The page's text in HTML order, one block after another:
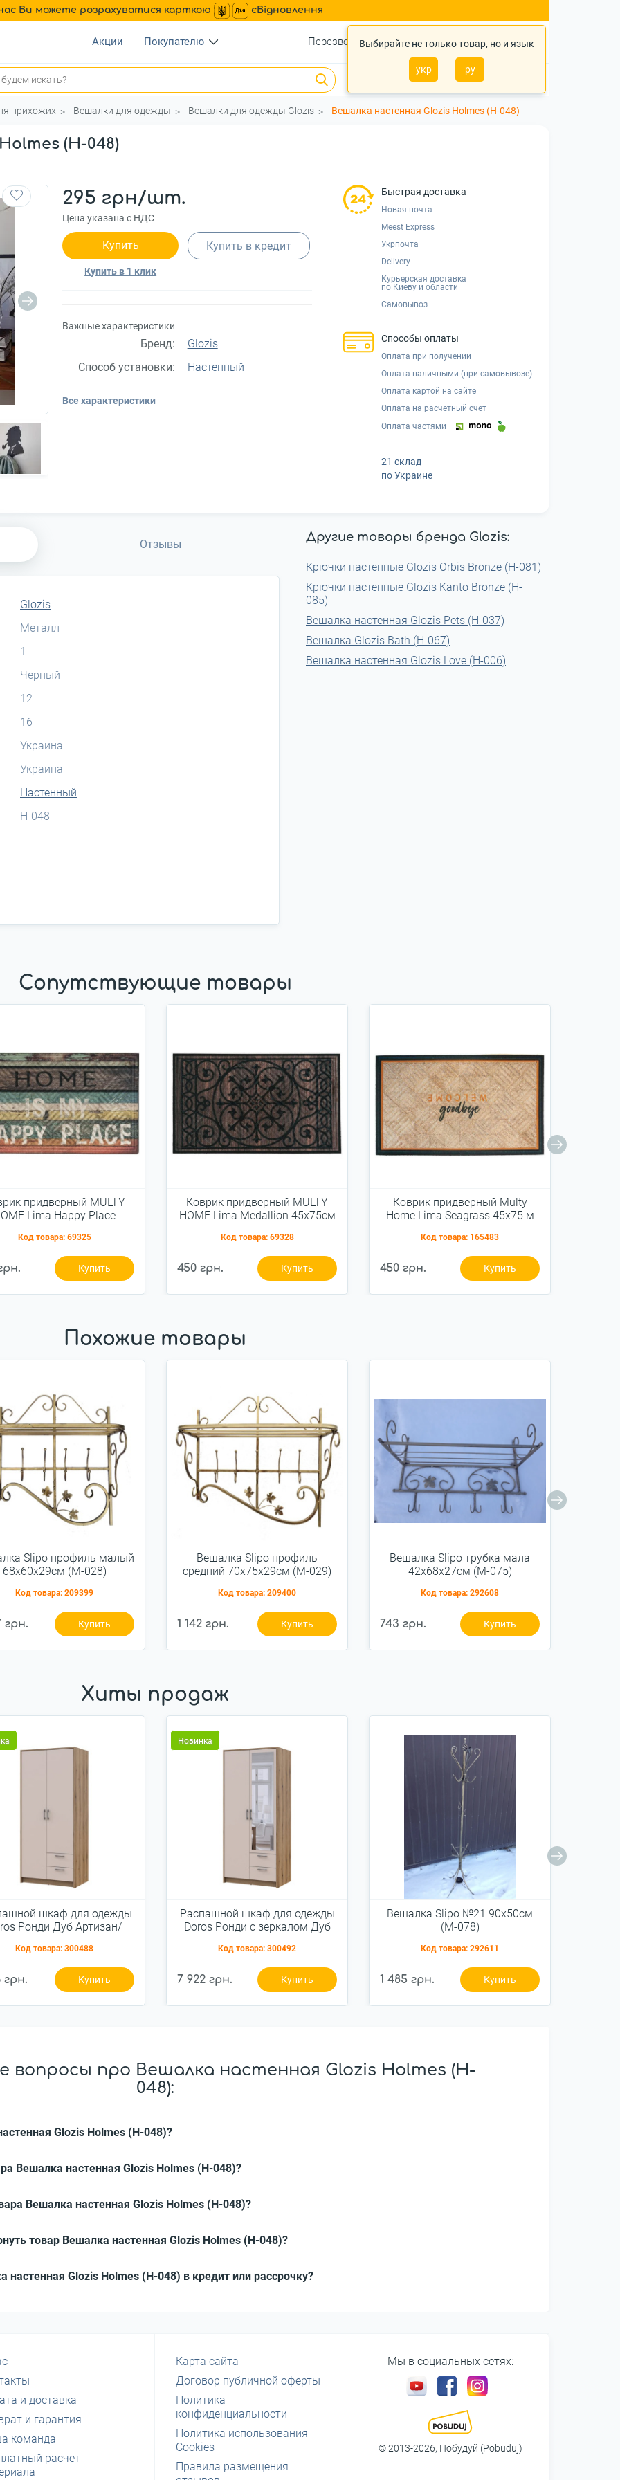
Ви можете розрахуватися карткою єВідновлення
Выбирайте не только товар, но и язык
укр ру
Акции Покупателю Перезвонить? Войти Укр Ру
0
прихожих Вешалки для одежды Вешалки для одежды Glozis Вешалка настенная Glozis Holmes (H-048)
(H-048)
295 грн/шт.
Цена указана с НДС
Купить
Купить в 1 клик
Купить в кредит
Важные характеристики
Бренд:
Glozis
Способ установки:
Настенный
Все характеристики
Быстрая доставка
Новая почта
Meest Express
Укрпочта
Delivery
Курьерская доставка
по Киеву и области
Самовывоз
Способы оплаты
Оплата при получении
Оплата наличными (при самовывозе)
Оплата картой на сайте
Оплата на расчетный счет
Оплата частями
21 склад
по Украине
Отзывы
Glozis
Металл
1
Черный
12
16
Украина
Украина
Настенный
H-048
Другие товары бренда Glozis:
Крючки настенные Glozis Orbis Bronze (H-081)
Крючки настенные Glozis Kanto Bronze (H-
085)
Вешалка настенная Glozis Pets (H-037)
Вешалка Glozis Bath (H-067)
Вешалка настенная Glozis Love (H-006)
Сопутствующие товары
придверный MULTY
Lima Happy Place
Код товара: 69325
Купить
Коврик придверный MULTY
HOME Lima Medallion 45x75см
Код товара: 69328
450 грн. Купить
Коврик придверный Multy
Home Lima Seagrass 45x75 м
Код товара: 165483
450 грн. Купить
Похожие товары
Slipo профиль малый
68x60x29см (М-028)
Код товара: 209399
грн. Купить
Вешалка Slipo профиль
средний 70x75x29см (М-029)
Код товара: 209400
1 142 грн. Купить
Вешалка Slipo трубка мала
42x68x27см (М-075)
Код товара: 292608
743 грн. Купить
Хиты продаж
шкаф для одежды
Ронди Дуб Артизан/
(80737805)
Код товара: 300488
грн. Купить
Новинка
Распашной шкаф для одежды
Doros Ронди с зеркалом Дуб
82х52х195 (80737807)
Код товара: 300492
7 922 грн. Купить
Вешалка Slipo №21 90x50см
(М-078)
Код товара: 292611
1 485 грн. Купить
вопросы про Вешалка настенная Glozis Holmes (H-
048):
Glozis Holmes (H-048)?
Вешалка настенная Glozis Holmes (H-048)?
Вешалка настенная Glozis Holmes (H-048)?
товар Вешалка настенная Glozis Holmes (H-048)?
настенная Glozis Holmes (H-048) в кредит или рассрочку?
и доставка
и гарантия
команда
расчет
Карта сайта
Договор публичной оферты
Политика
конфиденциальности
Политика использования
Cookies
Правила размещения
Мы в социальных сетях:
© 2013-2026, Побудуй (Pobuduj)